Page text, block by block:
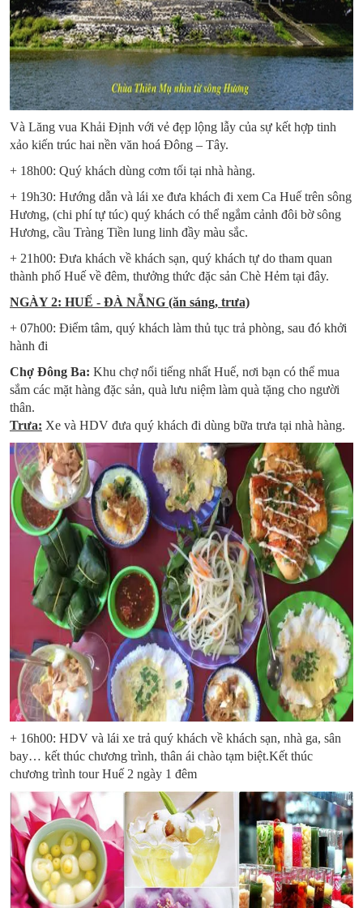
Và Lăng vua Khải Định với vẻ đẹp lộng lẫy của sự kết hợp tinh
xảo kiến trúc hai nền văn hoá Đông – Tây.
+ 18h00: Quý khách dùng cơm tối tại nhà hàng.
+ 19h30: Hướng dẫn và lái xe đưa khách đi xem Ca Huế trên sông
Hương, (chi phí tự túc) quý khách có thể ngắm cảnh đôi bờ sông
Hương, cầu Tràng Tiền lung linh đầy màu sắc.
+ 21h00: Đưa khách về khách sạn, quý khách tự do tham quan
thành phố Huế về đêm, thưởng thức đặc sản Chè Hẻm tại đây.
NGÀY 2: HUẾ - ĐÀ NẴNG (ăn sáng, trưa)
+ 07h00: Điểm tâm, quý khách làm thủ tục trả phòng, sau đó khởi
hành đi
Chợ Đông Ba: Khu chợ nổi tiếng nhất Huế, nơi bạn có thể mua
sắm các mặt hàng đặc sản, quà lưu niệm làm quà tặng cho người
thân.
Trưa: Xe và HDV đưa quý khách đi dùng bữa trưa tại nhà hàng.
+ 16h00: HDV và lái xe trả quý khách về khách sạn, nhà ga, sân
bay… kết thúc chương trình, thân ái chào tạm biệt.Kết thúc
chương trình tour Huế 2 ngày 1 đêm